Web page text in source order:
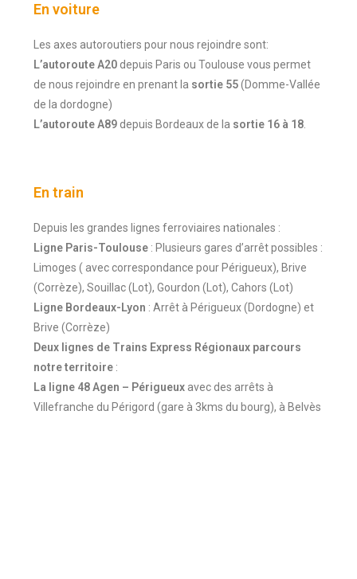
En voiture
Les axes autoroutiers pour nous rejoindre sont:
L’autoroute A20 depuis Paris ou Toulouse vous permet
de nous rejoindre en prenant la sortie 55(Domme-Vallée
de la dordogne)
L’autoroute A89 depuis Bordeaux de la sortie 16 à 18
En train
Depuis les grandes lignes ferroviaires nationales :
Ligne Paris-Toulouse : Plusieurs gares d’arrêt possibles :
Limoges ( avec correspondance pour Périgueux), Brive
(Corrèze), Souillac (Lot), Gourdon (Lot), Cahors (Lot)
Ligne Bordeaux-Lyon : Arrêt à Périgueux (Dordogne) et
Brive (Corrèze)
Deux lignes de Trains Express Régionaux parcours
notre territoire :
La ligne 48 Agen – Périgueux avec des arrêts à
Villefranche du Périgord (gare à 3kms du bourg), à Belvès